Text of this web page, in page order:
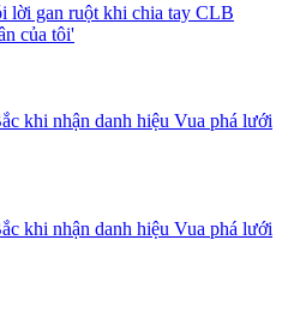
lời gan ruột khi chia tay CLB
của tôi'
khi nhận danh hiệu Vua phá lưới
khi nhận danh hiệu Vua phá lưới